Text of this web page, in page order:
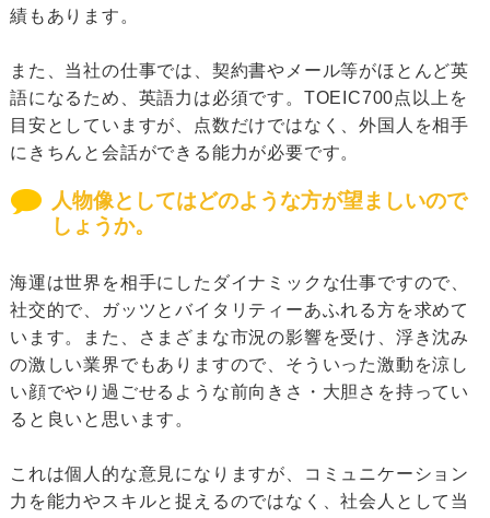
績もあります。
また、当社の仕事では、契約書やメール等がほとんど英
語になるため、英語力は必須です。TOEIC700点以上を
目安としていますが、点数だけではなく、外国人を相手
にきちんと会話ができる能力が必要です。
人物像としてはどのような方が望ましいので
しょうか。
海運は世界を相手にしたダイナミックな仕事ですので、
社交的で、ガッツとバイタリティーあふれる方を求めて
います。また、さまざまな市況の影響を受け、浮き沈み
の激しい業界でもありますので、そういった激動を涼し
い顔でやり過ごせるような前向きさ・大胆さを持ってい
ると良いと思います。
これは個人的な意見になりますが、コミュニケーション
力を能力やスキルと捉えるのではなく、社会人として当